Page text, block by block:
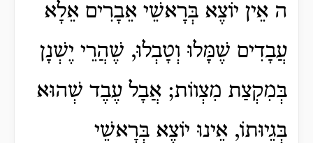
ה אֵין יוֹצֶא בְּרָאשֵׁי אֵבָרִים אֵלָא
עֲבָדִים שֶׁמָּלוּ וְטָבְלוּ, שֶׁהֲרֵי יֶשְׁנָן
בְּמִקְצַת מִצְווֹת; אֲבָל עֶבֶד שְׁהוּא
בְּגֵיוּתוֹ, אֵינוּ יוֹצֶא בְּרָאשֵׁי